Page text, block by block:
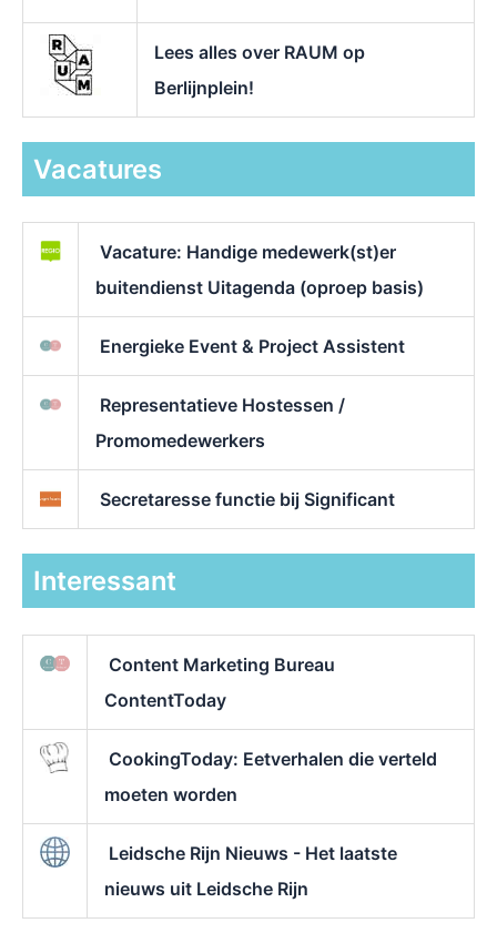
Lees alles over RAUM op
Berlijnplein!
Vacatures
Vacature: Handige medewerk(st)er
buitendienst Uitagenda (oproep basis)
Energieke Event & Project Assistent
Representatieve Hostessen /
Promomedewerkers
Secretaresse functie bij Significant
Interessant
Content Marketing Bureau
ContentToday
CookingToday: Eetverhalen die verteld
moeten worden
Leidsche Rijn Nieuws - Het laatste
nieuws uit Leidsche Rijn